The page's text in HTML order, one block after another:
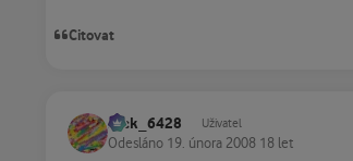
Citovat
Jack_6428 Uživatel
Odesláno 19. února 2008 18 let